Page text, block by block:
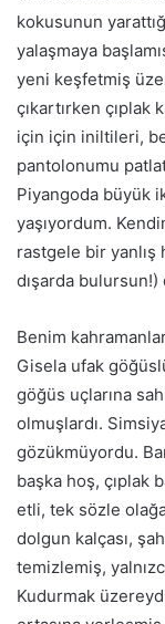
kokusunun
yalaşmaya
yeni keşfetmiş
çıkartırken çıplak
için için iniltileri,
pantolonumu
Piyangoda büyük
yaşıyordum.
rastgele bir yanlış
dışarda
Benim
Gisela ufak
göğüs uçlarına
olmuşlardı.
gözükmüyordu.
başka hoş, çıplak
etli, tek sözle
dolgun kalçası,
temizlemiş,
Kudurmak